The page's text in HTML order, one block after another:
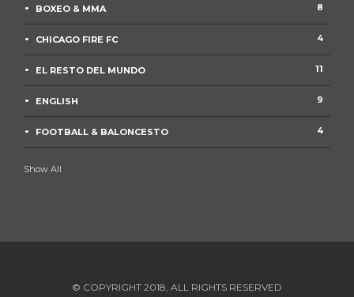
BOXEO & MMA 8
CHICAGO FIRE FC 4
EL RESTO DEL MUNDO 11
ENGLISH 9
FOOTBALL & BALONCESTO 4
Show All
© COPYRIGHT 2018, ALL RIGHTS RESERVED